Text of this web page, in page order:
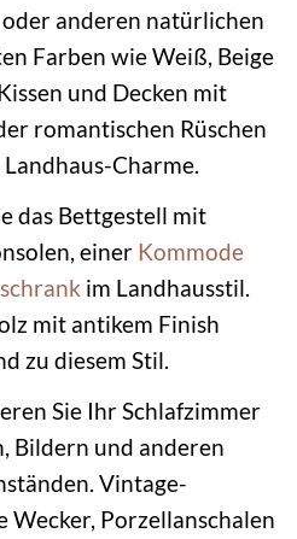
anderen natürlichen
Farben wie Weiß, Beige
und Decken mit
romantischen Rüschen
Charme.
das Bettgestell mit
einer Kommode
im Landhausstil.
mit antikem Finish
zu diesem Stil.
Sie Ihr Schlafzimmer
Bildern und anderen
Vintage-
Wecker, Porzellanschalen